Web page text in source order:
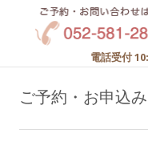
電話受付
ご予約・お申込み